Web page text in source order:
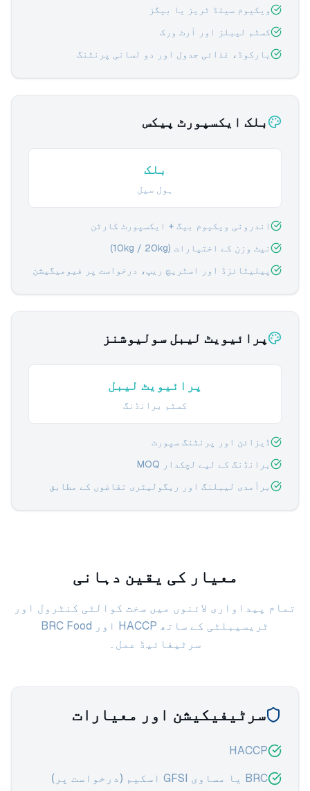
ویکیوم سیلڈ ٹریز یا بیگز
کسٹم لیبلز اور آرٹ ورک
بارکوڈ، غذائی جدول اور دو لسانی پرنٹنگ
بلک ایکسپورٹ پیکس
بلک
ہول سیل
اندرونی ویکیوم بیگ + ایکسپورٹ کارٹن
نیٹ وزن کے اختیارات (10kg / 20kg)
پیلیٹائزڈ اور اسٹریچ ریپ، درخواست پر فیومیگیشن
پرائیویٹ لیبل سولیوشنز
پرائیویٹ لیبل
کسٹم برانڈنگ
ڈیزائن اور پرنٹنگ سپورٹ
برانڈنگ کے لیے لچکدار MOQ
برآمدی لیبلنگ اور ریگولیٹری تقاضوں کے مطابق
معیار کی یقین دہانی
تمام پیداواری لائنوں میں سخت کوالٹی کنٹرول اور
ٹریسیبلٹی کے ساتھ HACCP اور BRC Food
سرٹیفائیڈ عمل۔
سرٹیفیکیشن اور معیارات
HACCP
BRC یا مساوی GFSI اسکیم (درخواست پر)